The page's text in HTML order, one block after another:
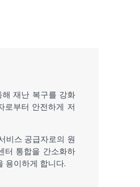
해 재난 복구를 강화
로부터 안전하게 저
비스 공급자로의 원
터 통합을 간소화하
용이하게 합니다.